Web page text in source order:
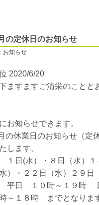
の定休日のお知らせ
お知らせ
2020/6/20
ますますご清栄のことと
お知らせできます。
の休業日のお知らせ（定
します。
１日(水）・８日（水）１
）・２２日（水）２９日
平日 １０時～１９時
～１８時 までとなりま